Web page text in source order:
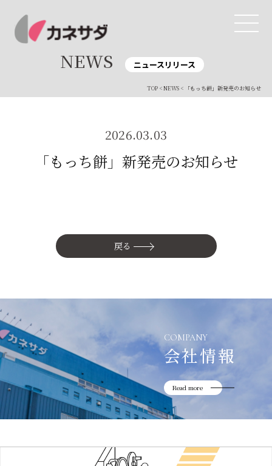
TOP
生産体制
美味しい安心
直営店
採用情報
リニューアル中
NEWS ニュースリリース
TOP<NEWS< 「もっち餅」新発売のお知らせ
2026.03.03
「もっち餅」新発売のお知らせ
戻る
COMPANY
会社情報
Read more